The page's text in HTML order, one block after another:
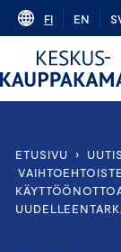
Skip
content
FI EN
ETUSIVU ›